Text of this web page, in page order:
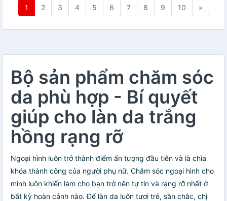
1 2 3 4 5 6 7 8 9 10 »
Bộ sản phẩm chăm sóc
da phù hợp - Bí quyết
giúp cho làn da trắng
hồng rạng rỡ
Ngoại hình luôn trở thành điểm ấn tượng đầu tiên và là chìa
khóa thành công của người phụ nữ. Chăm sóc ngoại hình cho
mình luôn khiến làm cho bạn trở nên tự tin và rạng rỡ nhất ở
bất kỳ hoàn cảnh nào. Để làn da luôn tươi trẻ, săn chắc, chị